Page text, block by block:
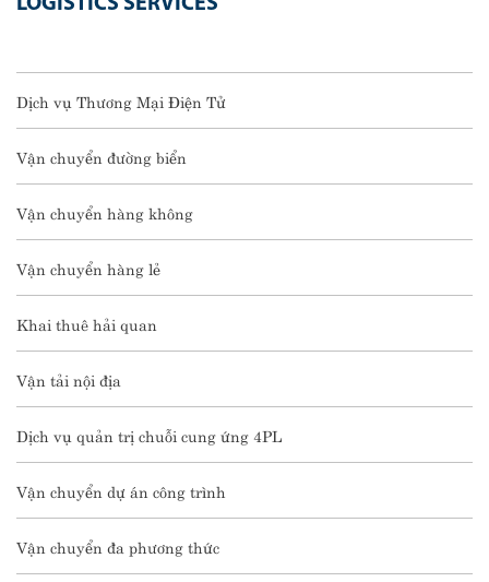
LOGISTICS SERVICES
Dịch vụ Thương Mại Điện Tử
Vận chuyển đường biển
Vận chuyển hàng không
Vận chuyển hàng lẻ
Khai thuê hải quan
Vận tải nội địa
Dịch vụ quản trị chuỗi cung ứng 4PL
Vận chuyển dự án công trình
Vận chuyển đa phương thức